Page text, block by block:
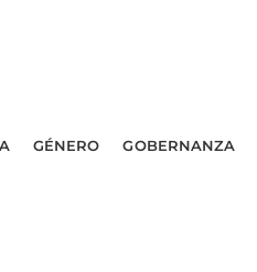
GÉNERO GOBERNANZA